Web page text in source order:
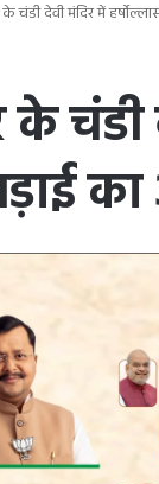
देवी मंदिर में
चंडी